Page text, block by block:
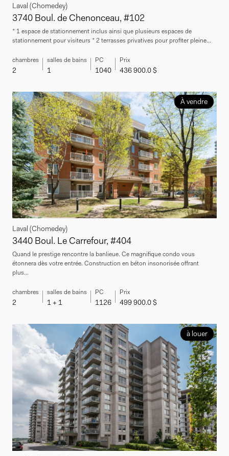
Laval (Chomedey)
3740 Boul. de Chenonceau, #102
* 1 espace de stationnement inclus ainsi que plusieurs espaces de
stationnement pour visiteurs * 2 terrasses privatives pour profiter pleine...
chambres
2
salles de bains
1
PC
1040
Prix
436 900.0 $
À vendre
Laval (Chomedey)
3440 Boul. Le Carrefour, #404
Quand le prestige rencontre la banlieue. Ce magnifique condo vous
étonnera dès votre entrée. Construction en béton insonorisée offrant
plus...
chambres
2
salles de bains
1 + 1
PC
1126
Prix
499 900.0 $
à louer